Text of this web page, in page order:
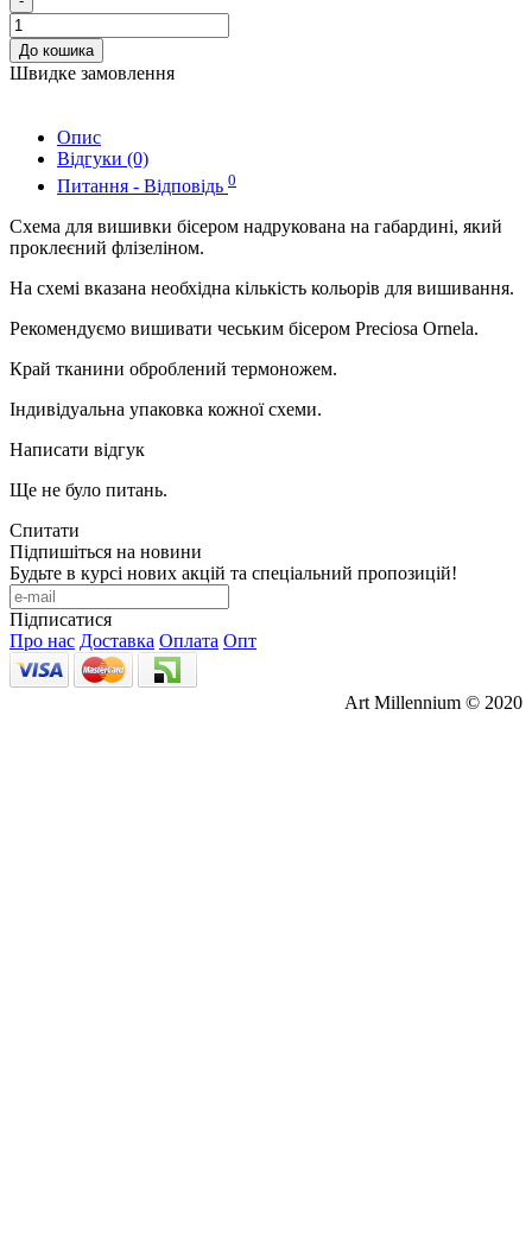
До кошика
Швидке замовлення
Опис
Відгуки (0)
Питання - Відповідь 0
Схема для вишивки бісером надрукована на габардині, який
проклеєний флізеліном.
На схемі вказана необхідна кількість кольорів для вишивання.
Рекомендуємо вишивати чеським бісером Preciosa Ornela.
Край тканини оброблений термоножем.
Індивідуальна упаковка кожної схеми.
Написати відгук
Ще не було питань.
Спитати
Підпишіться на новини
Будьте в курсі нових акцій та спеціальний пропозицій!
Підписатися
Про нас Доставка Оплата Опт
Art Millennium © 2020